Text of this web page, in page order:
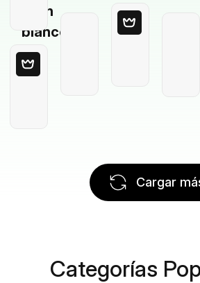
en
blanco
Cargar
Categorías